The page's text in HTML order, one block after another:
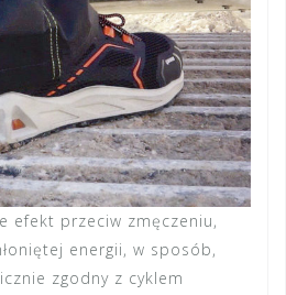
efekt przeciw zmęczeniu,
energii, w sposób,
zgodny z cyklem